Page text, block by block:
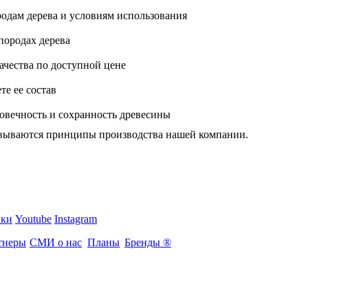
дерева и условиям использования
дерева
по доступной цене
ее состав
и сохранность древесины
принципы производства нашей компании.
Youtube Instagram
СМИ о нас Планы Бренды ®